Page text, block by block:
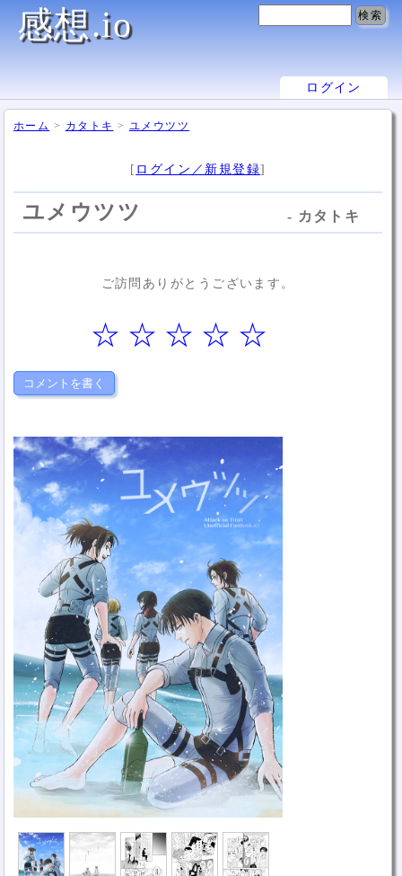
感想.io
ログイン
ホーム > カタトキ > ユメウツツ
[ ログイン／新規登録]
ユメウツツ - カタトキ
ご訪問ありがとうございます。
☆ ☆ ☆ ☆ ☆
コメントを書く